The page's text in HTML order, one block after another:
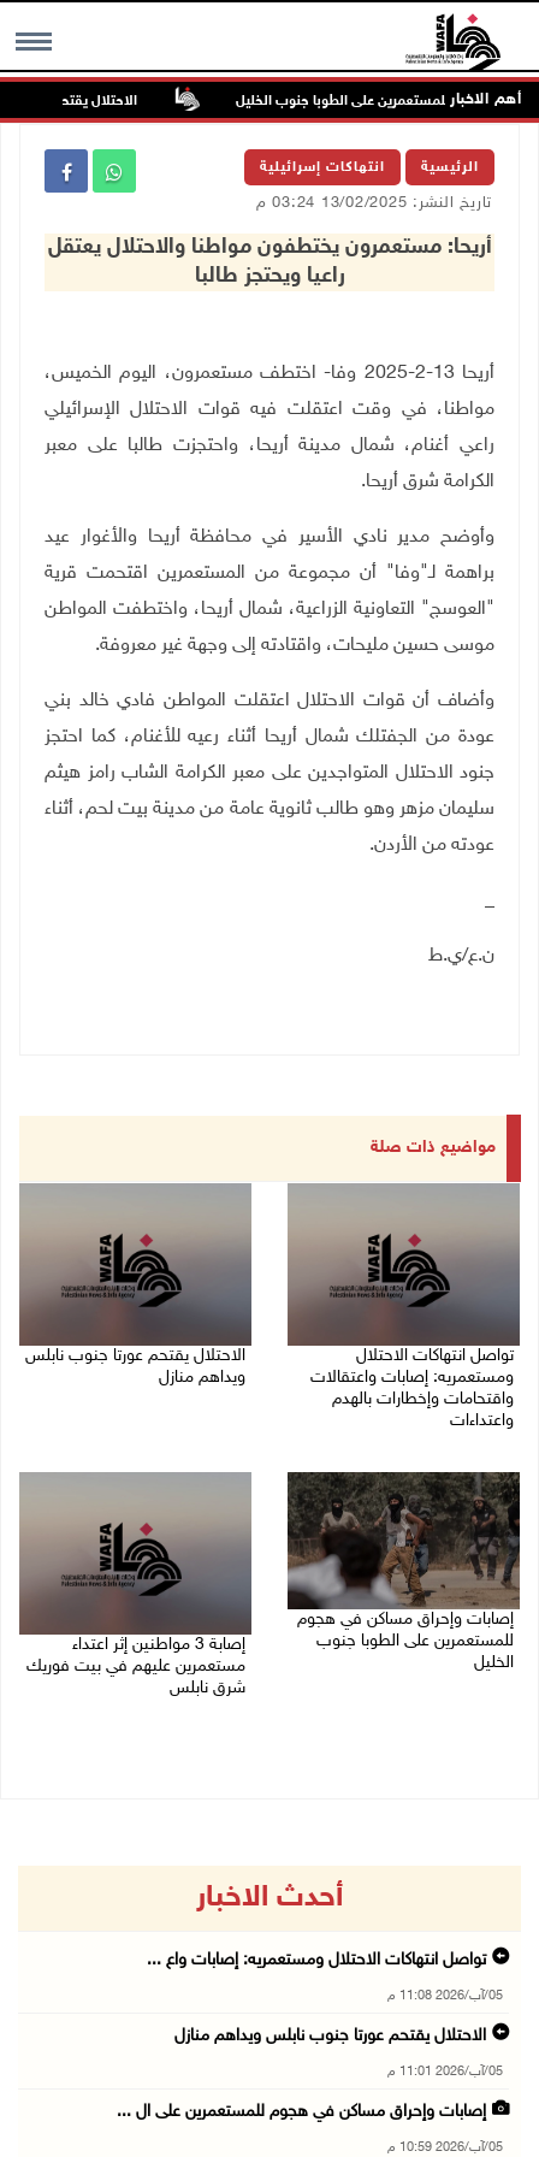
MENU أهم الاخبار
في هجوم للمستعمرين على الطوبا جنوب الخليل الاحتلال يقتحم عورتا
الرئيسية انتهاكات إسرائيلية
تاريخ النشر: 13/02/2025 03:24 م
أريحا: مستعمرون يختطفون مواطنا والاحتلال يعتقل
راعيا ويحتجز طالبا
أريحا 13-2-2025 وفا- اختطف مستعمرون، اليوم الخميس،
مواطنا، في وقت اعتقلت فيه قوات الاحتلال الإسرائيلي
راعي أغنام، شمال مدينة أريحا، واحتجزت طالبا على معبر
الكرامة شرق أريحا.
وأوضح مدير نادي الأسير في محافظة أريحا والأغوار عيد
براهمة لـ"وفا" أن مجموعة من المستعمرين اقتحمت قرية
"العوسج" التعاونية الزراعية، شمال أريحا، واختطفت المواطن
موسى حسين مليحات، واقتادته إلى وجهة غير معروفة.
وأضاف أن قوات الاحتلال اعتقلت المواطن فادي خالد بني
عودة من الجفتلك شمال أريحا أثناء رعيه للأغنام، كما احتجز
جنود الاحتلال المتواجدين على معبر الكرامة الشاب رامز هيثم
سليمان مزهر وهو طالب ثانوية عامة من مدينة بيت لحم، أثناء
عودته من الأردن.
ن.ع/ي.ط
مواضيع ذات صلة
تواصل انتهاكات الاحتلال
ومستعمريه: إصابات واعتقالات
واقتحامات وإخطارات بالهدم
واعتداءات
الاحتلال يقتحم عورتا جنوب نابلس
ويداهم منازل
إصابات وإحراق مساكن في هجوم
للمستعمرين على الطوبا جنوب
الخليل
إصابة 3 مواطنين إثر اعتداء
مستعمرين عليهم في بيت فوريك
شرق نابلس
أحدث الاخبار
تواصل انتهاكات الاحتلال ومستعمريه: إصابات واع ...
05/آب/2026 11:08 م
الاحتلال يقتحم عورتا جنوب نابلس ويداهم منازل
05/آب/2026 11:01 م
إصابات وإحراق مساكن في هجوم للمستعمرين على ال ...
05/آب/2026 10:59 م